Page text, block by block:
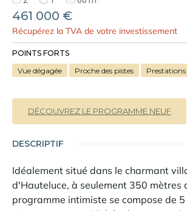
461 000 €
Récupérez la TVA de votre investissement
POINTS FORTS
Vue dégagée
Proche des pistes
DÉCOUVREZ LE PROGRAMME NEUF
DESCRIPTIF
Idéalement situé dans le charmant
d'Hauteluce, à seulement 350 mètres
programme intimiste se compose de